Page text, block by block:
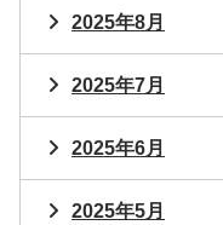
2025年8月
2025年7月
2025年6月
2025年5月